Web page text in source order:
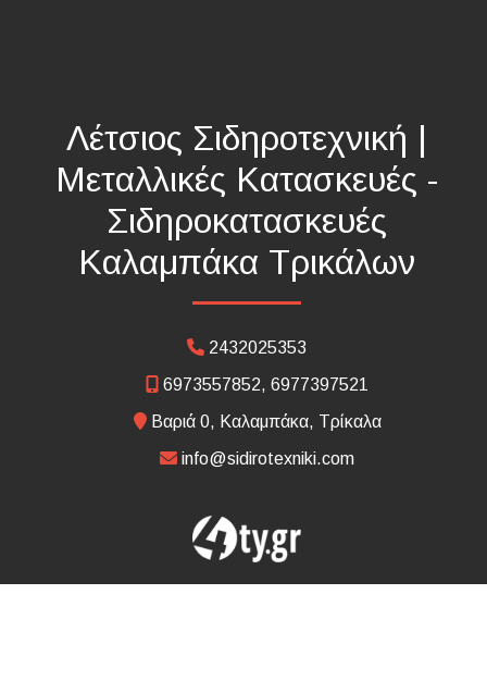
Λέτσιος Σιδηροτεχνική |
Μεταλλικές Κατασκευές -
Σιδηροκατασκευές
Καλαμπάκα Τρικάλων
2432025353
6973557852, 6977397521
Βαριά 0, Καλαμπάκα, Τρίκαλα
info@sidirotexniki.com